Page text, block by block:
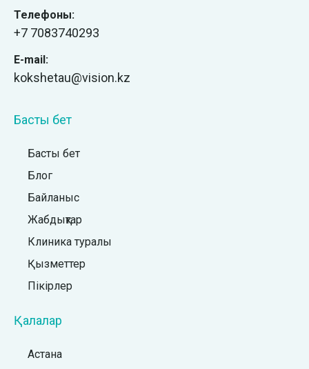
Телефоны:
+7 7083740293
E-mail:
kokshetau@vision.kz
Басты бет
Басты бет
Блог
Байланыс
Жабдықтар
Клиника туралы
Қызметтер
Пікірлер
Қалалар
Астана